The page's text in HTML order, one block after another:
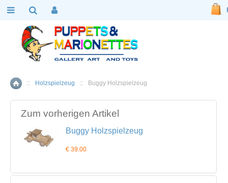
Home
:: Holzspielzeug :: Buggy Holzspielzeug
Zum vorherigen Artikel
Buggy Holzspielzeug
€ 39.00